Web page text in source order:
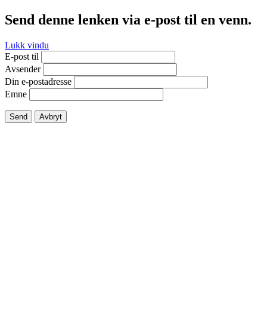
Send denne lenken via e-post til en venn.
Lukk vindu
E-post til
Avsender
Din e-postadresse
Emne
Send Avbryt